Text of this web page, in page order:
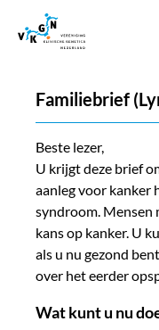
Familiebrief
Beste lezer,
U krijgt deze brief
aanleg voor kanker
syndroom. Mensen
kans op kanker. U
als u nu gezond
over het eerder
Wat kunt u nu